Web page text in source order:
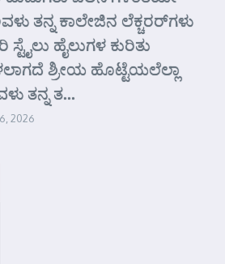
ತನ್ನ ಕಾಲೇಜಿನ ಲೆಕ್ಚರರ್‌ಗಳು
ಹೈಲುಗಳ ಕುರಿತು
ಶ್ರೀಯ ಹೊಟ್ಟೆಯಲೆಲ್ಲಾ
ತನ್ನ ತ...
2026